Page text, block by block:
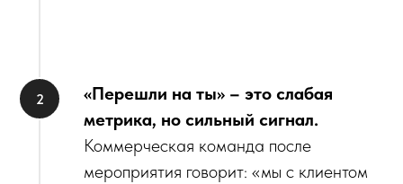
«Перешли на ты» – это слабая
метрика, но сильный сигнал.
Коммерческая команда после
мероприятия говорит: «мы с клиентом